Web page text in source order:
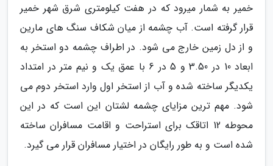
خمیر به شمار میرود که در هفت کیلومتری شرق شهر خمیر
قرار گرفته است. آب چشمه از میان شکاف سنگ های مارین
و از دل زمین خارج می شود. در اطراف چشمه دو استخر به
ابعاد 10 در 3.50 و 5 در 6 با عمق یک و نیم متر در امتداد
یکدیگر ساخته شده و آب از استخر اول وارد استخر دوم می
شود. مهم ترین مزایای چشمه لشتان این است که در این
محوطه 12 اتاقک برای استراحت و اقامت مسافران ساخته
شده است و به طور رایگان در اختیار مسافران قرار می گیرد.